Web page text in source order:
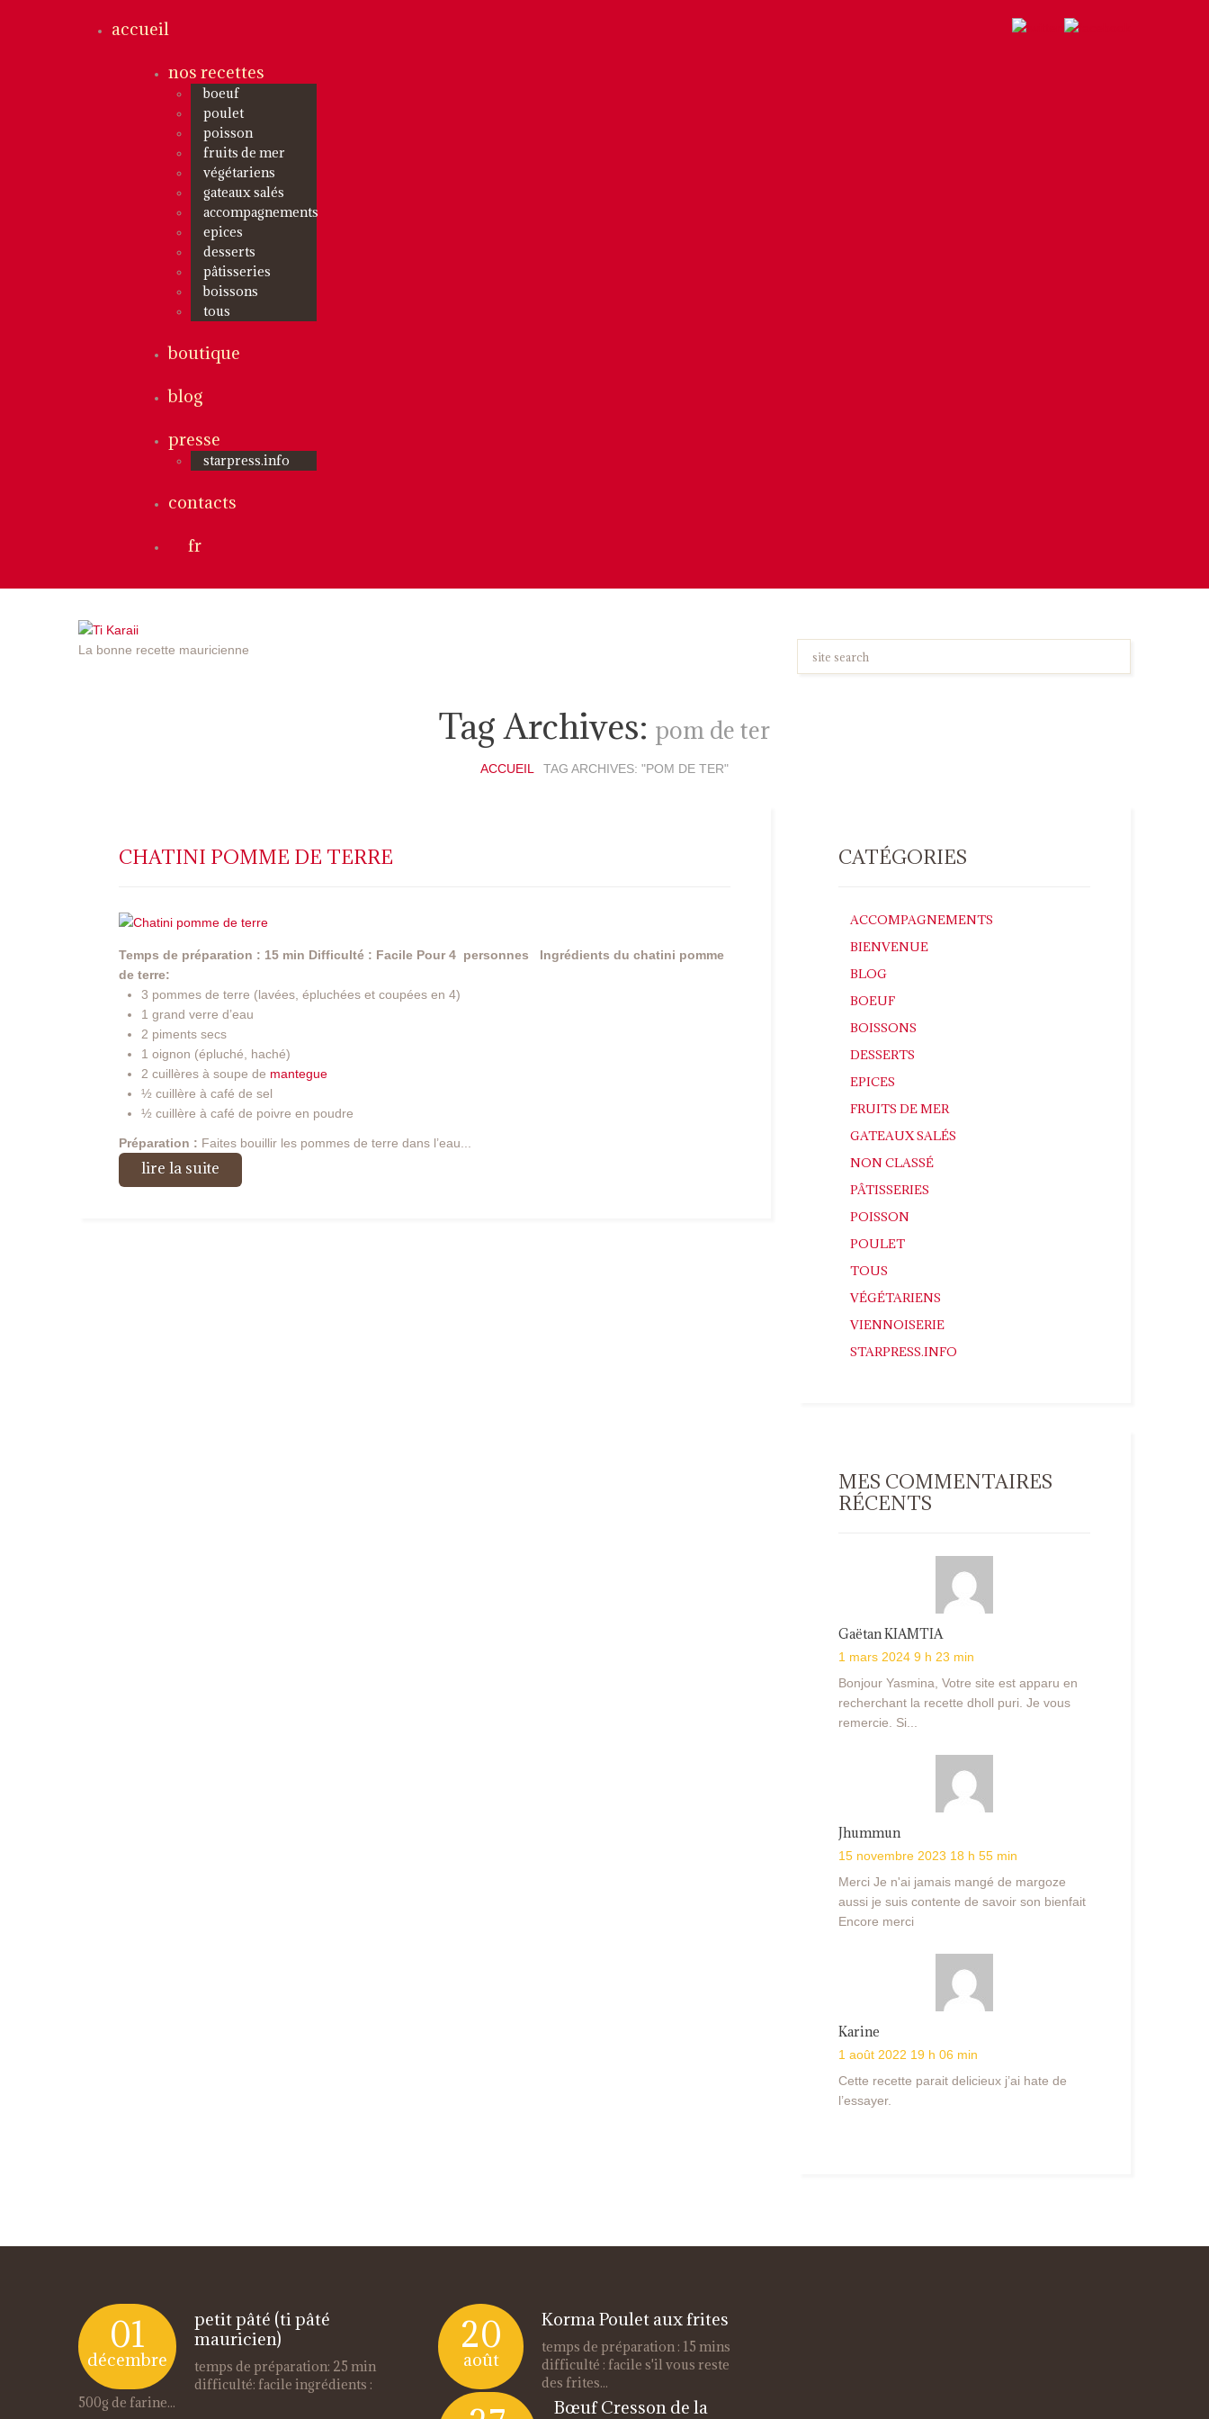
accueil
nos recettes
boeuf
poulet
poisson
fruits de mer
végétariens
gateaux salés
accompagnements
epices
desserts
pâtisseries
boissons
tous
boutique
blog
presse
starpress.info
contacts
fr
La bonne recette mauricienne
Tag Archives: pom de ter
ACCUEIL TAG ARCHIVES: "POM DE TER"
CHATINI POMME DE TERRE
Temps de préparation : 15 min Difficulté : Facile Pour 4 personnes
Ingrédients du chatini pomme
de terre:
3 pommes de terre (lavées, épluchées et coupées en 4)
1 grand verre d’eau
2 piments secs
1 oignon (épluché, haché)
2 cuillères à soupe de mantegue
½ cuillère à café de sel
½ cuillère à café de poivre en poudre
Préparation : Faites bouillir les pommes de terre dans l’eau...
lire la suite
CATÉGORIES
ACCOMPAGNEMENTS
BIENVENUE
BLOG
BOEUF
BOISSONS
DESSERTS
EPICES
FRUITS DE MER
GATEAUX SALÉS
NON CLASSÉ
PÂTISSERIES
POISSON
POULET
TOUS
VÉGÉTARIENS
VIENNOISERIE
STARPRESS.INFO
MES COMMENTAIRES
RÉCENTS
Gaëtan KIAMTIA
1 mars 2024 9 h 23 min
Bonjour Yasmina, Votre site est apparu en
recherchant la recette dholl puri. Je vous
remercie. Si...
Jhummun
15 novembre 2023 18 h 55 min
Merci Je n'ai jamais mangé de margoze
aussi je suis contente de savoir son bienfait
Encore merci
Karine
1 août 2022 19 h 06 min
Cette recette parait delicieux j’ai hate de
l’essayer.
01
décembre
petit pâté (ti pâté
mauricien)
temps de préparation: 25 min
difficulté: facile ingrédients :
500g de farine...
20
août
Korma Poulet aux frites
temps de préparation : 15 mins
difficulté : facile s'il vous reste
des frites...
Bœuf Cresson de la